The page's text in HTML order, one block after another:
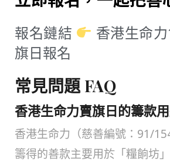
報名鏈結
香港生命
旗日報名
常見問題 FAQ
香港生命力賣旗日的籌款
香港生命力（慈善編號：91/
籌得的善款主要用於「糧餉坊